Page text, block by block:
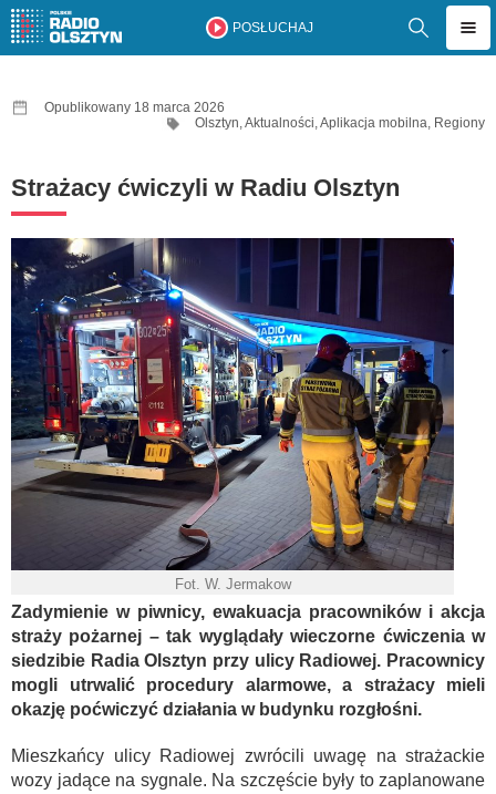
POSŁUCHAJ
Opublikowany 18 marca 2026
Olsztyn,Aktualności,Aplikacja mobilna, Regiony
Strażacy ćwiczyli w Radiu Olsztyn
Fot. W. Jermakow
Zadymienie w piwnicy, ewakuacja pracowników i akcja
straży pożarnej – tak wyglądały wieczorne ćwiczenia w
siedzibie Radia Olsztyn przy ulicy Radiowej. Pracownicy
mogli utrwalić procedury alarmowe, a strażacy mieli
okazję poćwiczyć działania w budynku rozgłośni.
Mieszkańcy ulicy Radiowej zwrócili uwagę na strażackie
wozy jadące na sygnale. Na szczęście były to zaplanowane